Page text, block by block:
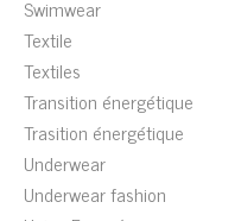
Swimwear
Textile
Textiles
Transition énergétique
Trasition énergétique
Underwear
Underwear fashion